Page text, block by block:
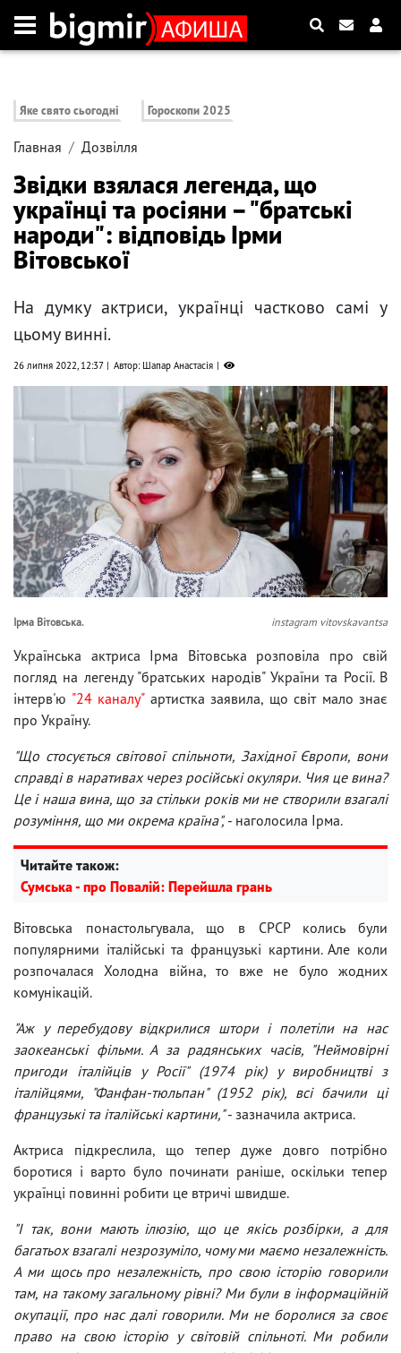
Яке свято сьогодні Гороскопи 2025
Главная Дозвілля
Звідки взялася легенда, що
українці та росіяни – "братські
народи": відповідь Ірми
Вітовської
На думку актриси, українці частково самі у
цьому винні.
26 липня 2022, 12:37 Автор: Шапар Анастасія
Ірма Вітовська. instagram vitovskavantsa
Українська актриса Ірма Вітовська розповіла про свій
погляд на легенду "братських народів" України та Росії. В
інтерв'ю "24 каналу"артистка заявила, що світ мало знає
про Україну.
"Що стосується світової спільноти, Західної Європи, вони
справді в наративах через російські окуляри. Чия це вина?
Це і наша вина, що за стільки років ми не створили взагалі
розуміння, що ми окрема країна", - наголосила Ірма.
Читайте також:
Сумська - про Повалій: Перейшла грань
Вітовська понастольгувала, що в СРСР колись були
популярними італійські та французькі картини. Але коли
розпочалася Холодна війна, то вже не було жодних
комунікацій.
"Аж у перебудову відкрилися штори і полетіли на нас
заокеанські фільми. А за радянських часів, "Неймовірні
пригоди італійців у Росії" (1974 рік) у виробництві з
італійцями, "Фанфан-тюльпан" (1952 рік), всі бачили ці
французькі та італійські картини,"- зазначила актриса.
Актриса підкреслила, що тепер дуже довго потрібно
боротися і варто було починати раніше, оскільки тепер
українці повинні робити це втричі швидше.
"І так, вони мають ілюзію, що це якісь розбірки, а для
багатьох взагалі незрозуміло, чому ми маємо незалежність.
А ми щось про незалежність, про свою історію говорили
там, на такому загальному рівні? Ми були в інформаційній
окупації, про нас далі говорили. Ми не боролися за своє
право на свою історію у світовій спільноті. Ми робили